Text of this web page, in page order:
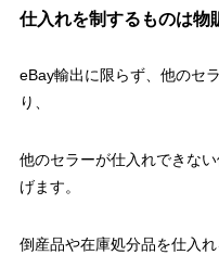
仕入れを制するものは物
eBay輸出に限らず、他のセ
り、
他のセラーが仕入れできな
げます。
倒産品や在庫処分品を仕入